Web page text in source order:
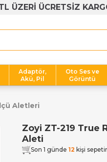
ÜZERİ ÜCRETSİZ
Adaptör,
Akü, Pil
Oto Ses ve
Görüntü
Aletleri
Zoyi ZT-219 True
Aleti
Son 1 günde 12 kişi